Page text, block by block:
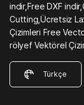
indir,Free DXF
Cutting,Ücretsiz
Çizimleri Free
rölyef Vektörel
Türkçe